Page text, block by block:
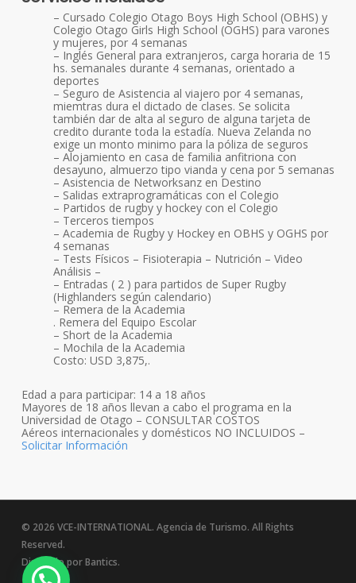
– Cursado Colegio Otago Boys High School (OBHS) y
Colegio Otago Girls High School (OGHS) para varones
y mujeres, por 4 semanas
– Inglés General para extranjeros, carga horaria de 15
hs. semanales durante 4 semanas, orientado a
deportes
– Seguro de Asistencia al viajero por 4 semanas,
miemtras dura el dictado de clases. Se solicita
también dar de alta al seguro de alguna tarjeta de
credito durante toda la estadía. Nueva Zelanda no
exige un monto minimo para la póliza de seguros
– Alojamiento en casa de familia anfitriona con
desayuno, almuerzo tipo vianda y cena por 5 semanas
– Asistencia de Networksanz en Destino
– Salidas extraprogramáticas con el Colegio
– Partidos de rugby y hockey con el Colegio
– Terceros tiempos
– Academia de Rugby y Hockey en OBHS y OGHS por
4 semanas
– Tests Físicos – Fisioterapia – Nutrición – Video
Análisis –
– Entradas ( 2 ) para partidos de Super Rugby
(Highlanders según calendario)
– Remera de la Academia
. Remera del Equipo Escolar
– Short de la Academia
– Mochila de la Academia
Costo: USD 3,875,.
Edad a para participar: 14 a 18 años
Mayores de 18 años llevan a cabo el programa en la
Universidad de Otago – CONSULTAR COSTOS
Aéreos internacionales y domésticos NO INCLUIDOS –
Solicitar Información
© 2026 VCE-INTERNATIONAL. Agencia de Turismo. All Rights
Reserved.
Diseñado porBantics.